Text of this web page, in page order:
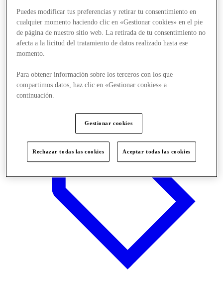
Stores
Puedes modificar tus preferencias y retirar tu consentimiento en
cualquier momento haciendo clic en «Gestionar cookies» en el pie
de página de nuestro sitio web. La retirada de tu consentimiento no
afecta a la licitud del tratamiento de datos realizado hasta ese
momento.
Para obtener información sobre los terceros con los que
compartimos datos, haz clic en «Gestionar cookies» a
continuación.
Gestionar cookies
Rechazar todas las cookies Aceptar todas las cookies